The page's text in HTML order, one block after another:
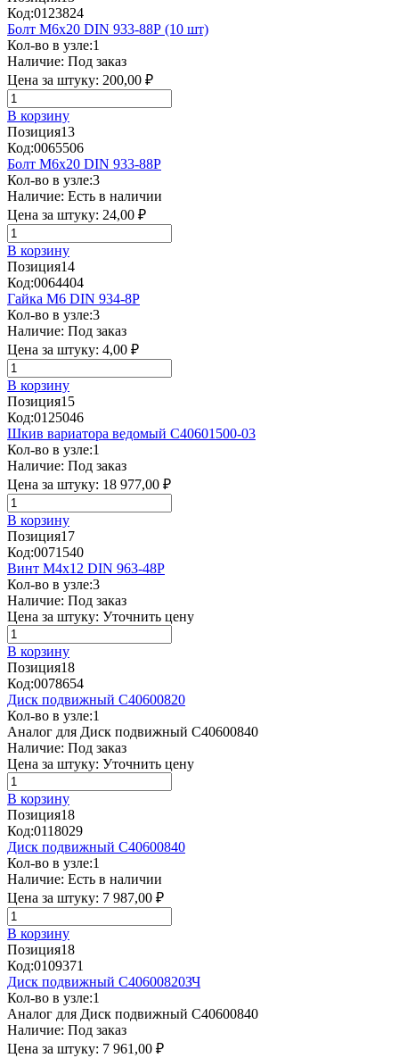
Код:0123824
Болт М6х20 DIN 933-88Р (10 шт)
Кол-во в узле:1
Наличие: Под заказ
Цена за штуку: 200,00 ₽
В корзину
Позиция13
Код:0065506
Болт М6х20 DIN 933-88P
Кол-во в узле:3
Наличие: Есть в наличии
Цена за штуку: 24,00 ₽
В корзину
Позиция14
Код:0064404
Гайка М6 DIN 934-8Р
Кол-во в узле:3
Наличие: Под заказ
Цена за штуку: 4,00 ₽
В корзину
Позиция15
Код:0125046
Шкив вариатора ведомый C40601500-03
Кол-во в узле:1
Наличие: Под заказ
Цена за штуку: 18 977,00 ₽
В корзину
Позиция17
Код:0071540
Винт М4х12 DIN 963-48P
Кол-во в узле:3
Наличие: Под заказ
Цена за штуку: Уточнить цену
В корзину
Позиция18
Код:0078654
Диск подвижный C40600820
Кол-во в узле:1
Аналог для Диск подвижный C40600840
Наличие: Под заказ
Цена за штуку: Уточнить цену
В корзину
Позиция18
Код:0118029
Диск подвижный C40600840
Кол-во в узле:1
Наличие: Есть в наличии
Цена за штуку: 7 987,00 ₽
В корзину
Позиция18
Код:0109371
Диск подвижный C40600820ЗЧ
Кол-во в узле:1
Аналог для Диск подвижный C40600840
Наличие: Под заказ
Цена за штуку: 7 961,00 ₽